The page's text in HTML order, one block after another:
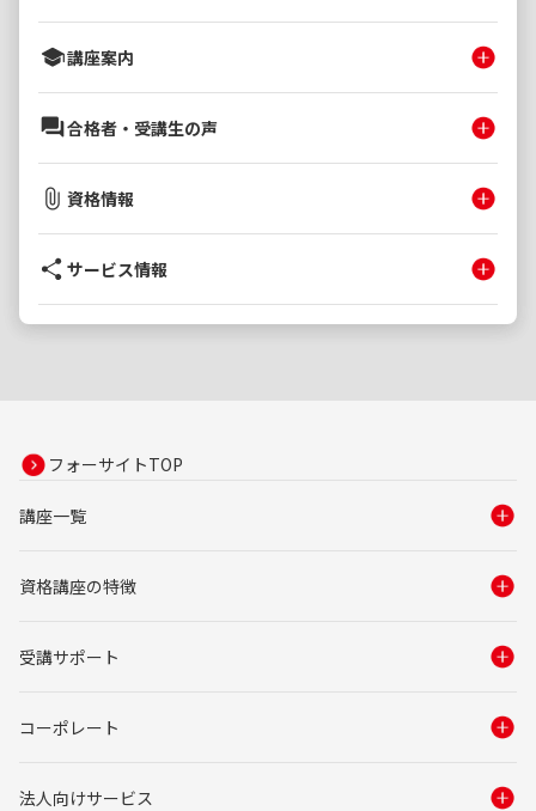
講座案内
合格者・受講生の声
資格情報
サービス情報
フォーサイトTOP
講座一覧
資格講座の特徴
受講サポート
コーポレート
法人向けサービス